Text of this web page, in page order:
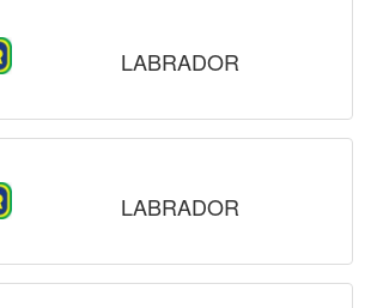
LABRADOR
LABRADOR